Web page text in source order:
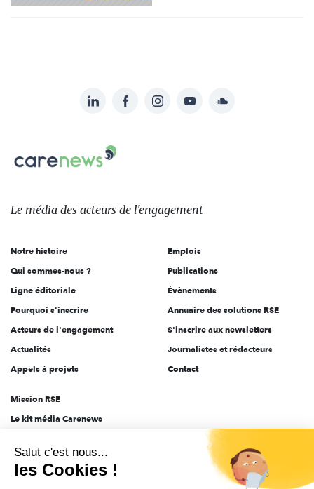
sur:
LinkedInFacebookInstagramYouTubeSoundcloud
Le
des
l'engagement
Le média des acteurs de l'engagement
Notre histoire
Qui sommes-nous ?
Ligne éditoriale
Pourquoi s'inscrire
Acteurs de l'engagement
Actualités
Appels à projets
Emplois
Publications
Évènements
Annuaire des solutions RSE
S'inscrire aux newsletters
Journalistes et rédacteurs
Contact
Mission RSE
Le kit média Carenews
AEF info
Novethic
Salut c'est nous...
les Cookies !